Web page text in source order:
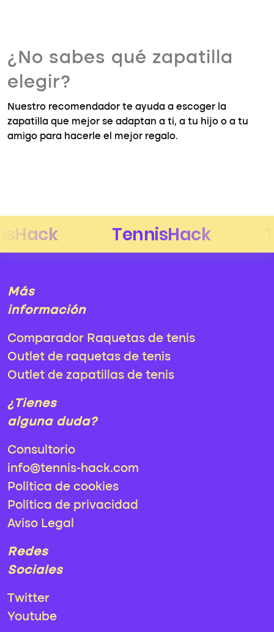
¿No sabes qué zapatilla
elegir?
Nuestro recomendador te ayuda a escoger la
zapatilla que mejor se adaptan a ti, a tu hijo o a tu
amigo para hacerle el mejor regalo.
Más
información
Comparador Raquetas de tenis
Outlet de raquetas de tenis
Outlet de zapatillas de tenis
¿Tienes
alguna duda?
Consultorio
info@tennis-hack.com
Política de cookies
Política de privacidad
Aviso Legal
Redes
Sociales
Twitter
Youtube